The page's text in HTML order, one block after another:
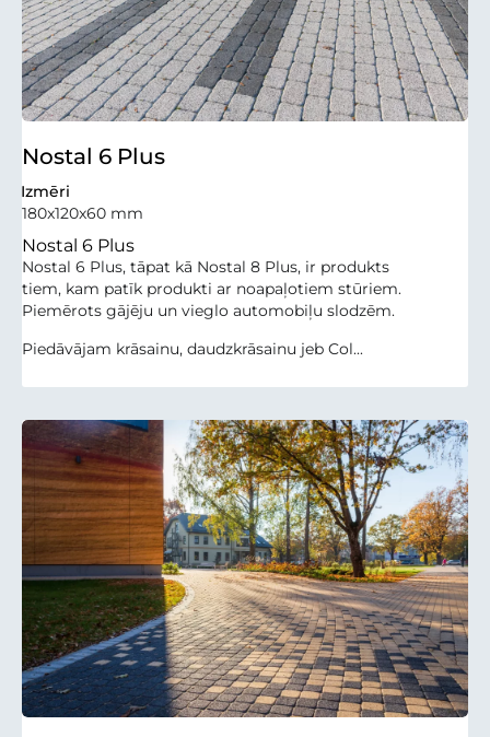
Nostal 6 Plus
Izmēri
180x120x60 mm
Nostal 6 Plus
Nostal 6 Plus, tāpat kā Nostal 8 Plus, ir produkts
tiem, kam patīk produkti ar noapaļotiem stūriem.
Piemērots gājēju un vieglo automobiļu slodzēm.
Piedāvājam krāsainu, daudzkrāsainu jeb Col...